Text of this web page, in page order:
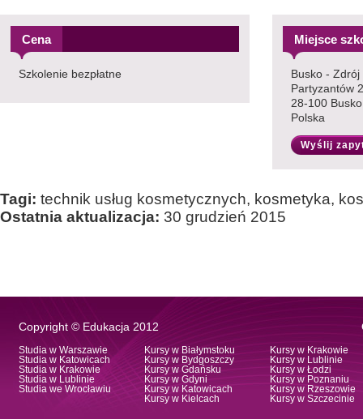
Cena
Szkolenie bezpłatne
Miejsce
Busko - Zdrój
Partyzantów
28-100
Polska
Wyślij
Tagi: technik usług kosmetycznych, kosmetyka,
Ostatnia aktualizacja: 30 grudzień 2015
Copyright © Edukacja 2012
Studia w Warszawie
Studia w Katowicach
Studia w Krakowie
Studia w Lublinie
Studia we Wrocławiu
Kursy w Białymstoku
Kursy w Bydgoszczy
Kursy w Gdańsku
Kursy w Gdyni
Kursy w Katowicach
Kursy w Kielcach
Kursy w Krakowie
Kursy w Lublinie
Kursy w Łodzi
Kursy w Poznaniu
Kursy w Rzeszowie
Kursy w Szczecinie